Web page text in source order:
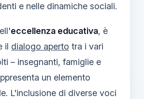
e nelle dinamiche sociali.
eccellenza educativa, è
il dialogo aperto tra i vari
– insegnanti, famiglie e
un elemento
L'inclusione di diverse voci